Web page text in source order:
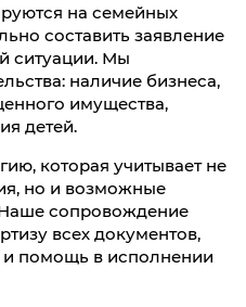
на семейных
составить заявление
ситуации. Мы
наличие бизнеса,
имущества,
детей.
которая учитывает не
но и возможные
Наше сопровождение
всех документов,
и помощь в исполнении